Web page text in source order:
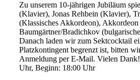
Zu unserem 10-jährigen Jubiläum
(Klavier), Jonas Rehbein (Klavier),
(Klassisches Akkordeon),
Baumgärtner/Bradichkov
Danach laden wir zum Sektcocktail
Platzkontingent begrenzt ist, bitten
Anmeldung per E-Mail. Vielen
Uhr, Beginn: 18:00 Uhr